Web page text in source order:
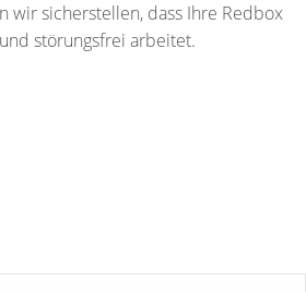
wir sicherstellen, dass Ihre Redbox
störungsfrei arbeitet.